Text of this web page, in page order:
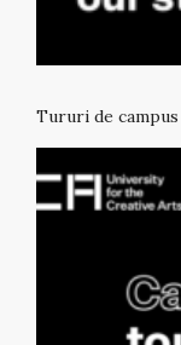
Tururi de